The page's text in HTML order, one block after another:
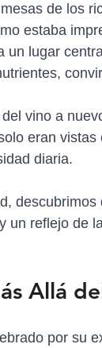
de los
estaba
un lugar
vino a
eran
diaria.
un reflejo de
Allá
por su